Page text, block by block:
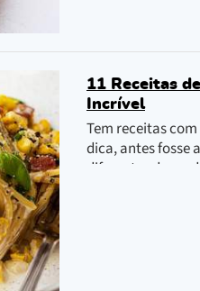
11 Receitas
Incrível
Tem receitas
dica, antes fosse
diferentes dessa